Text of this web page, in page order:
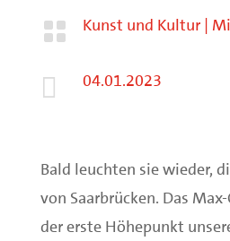
 Kunst und Kultur|
 04.01.2023
Bald leuchten sie wieder,
von Saarbrücken. Das
der erste Höhepunkt